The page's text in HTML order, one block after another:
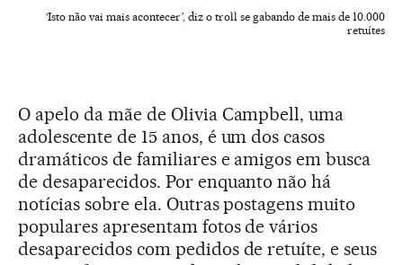
‘Isto não vai mais acontecer’, diz o troll se gabando de mais de 10.000
retuítes
O apelo da mãe de Olivia Campbell, uma
adolescente de 15 anos, é um dos casos
dramáticos de familiares e amigos em busca
de desaparecidos. Por enquanto não há
notícias sobre ela. Outras postagens muito
populares apresentam fotos de vários
desaparecidos com pedidos de retuíte, e seus